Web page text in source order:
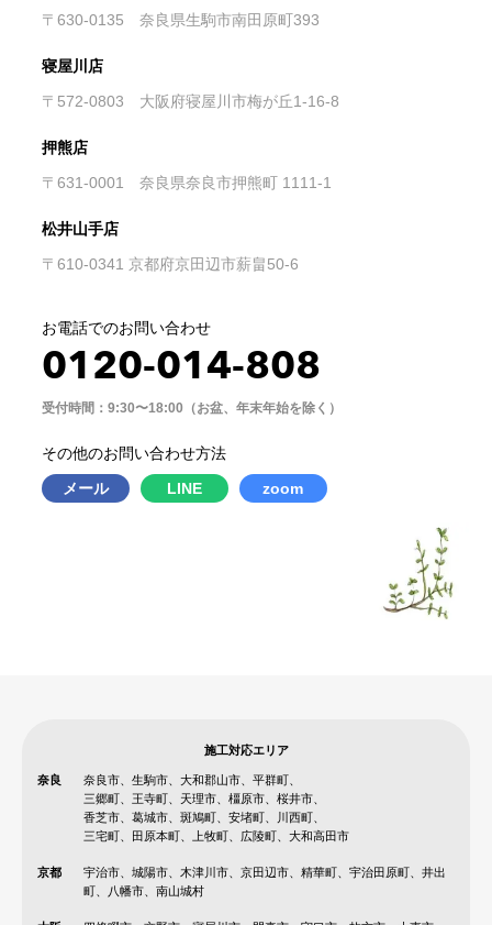
〒630-0135 奈良県生駒市南田原町393
寝屋川店
〒572-0803 大阪府寝屋川市梅が丘1-16-8
押熊店
〒631-0001 奈良県奈良市押熊町 1111-1
松井山手店
〒610-0341 京都府京田辺市薪畠50-6
お電話でのお問い合わせ
0120-014-808
受付時間：9:30〜18:00（お盆、年末年始を除く）
その他のお問い合わせ方法
メール
LINE zoom
施工対応エリア
奈良
奈良市、生駒市、大和郡山市、平群町、
三郷町、王寺町、天理市、橿原市、桜井市、
香芝市、葛城市、斑鳩町、安堵町、川西町、
三宅町、田原本町、上牧町、広陵町、大和高田市
京都
宇治市、城陽市、木津川市、京田辺市、精華町、宇治田原町、井出
町、八幡市、南山城村